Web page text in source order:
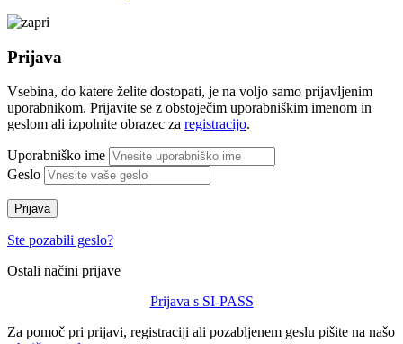
Prijava
Vsebina, do katere želite dostopati, je na voljo samo prijavljenim
uporabnikom. Prijavite se z obstoječim uporabniškim imenom in
geslom ali izpolnite obrazec za registracijo.
Uporabniško ime
Geslo
Prijava
Ste pozabili geslo?
Ostali načini prijave
Prijava s SI-PASS
Za pomoč pri prijavi, registraciji ali pozabljenem geslu pišite na našo